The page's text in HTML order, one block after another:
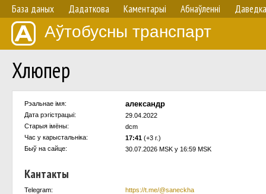
База даных Дадаткова Каментарыі Абнаўленнi Даведка
Аўтобусны транспарт
Хлюпер
Рэальнае імя: александр
Дата рэгістрацыі:
29.04.2022
Старыя імёны:
dcm
Час у карыстальнiка:
17:41 (+3 г.)
Быў на сайце:
30.07.2026 MSK у 16:59 MSK
Кантакты
Telegram: https://t.me/@saneckha